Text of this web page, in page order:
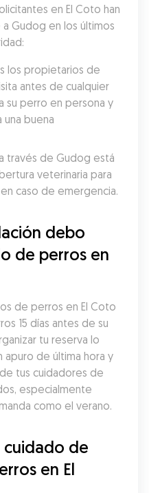
en El Coto han
Gudog en los últimos
los propietarios de
antes de cualquier
su perro en persona y
una buena
través de Gudog está
veterinaria para
caso de emergencia.
debo
de perros en
de perros en El Coto
15 días antes de su
tu reserva lo
apuro de última hora y
tus cuidadores de
especialmente
como el verano.
cuidado de
en El